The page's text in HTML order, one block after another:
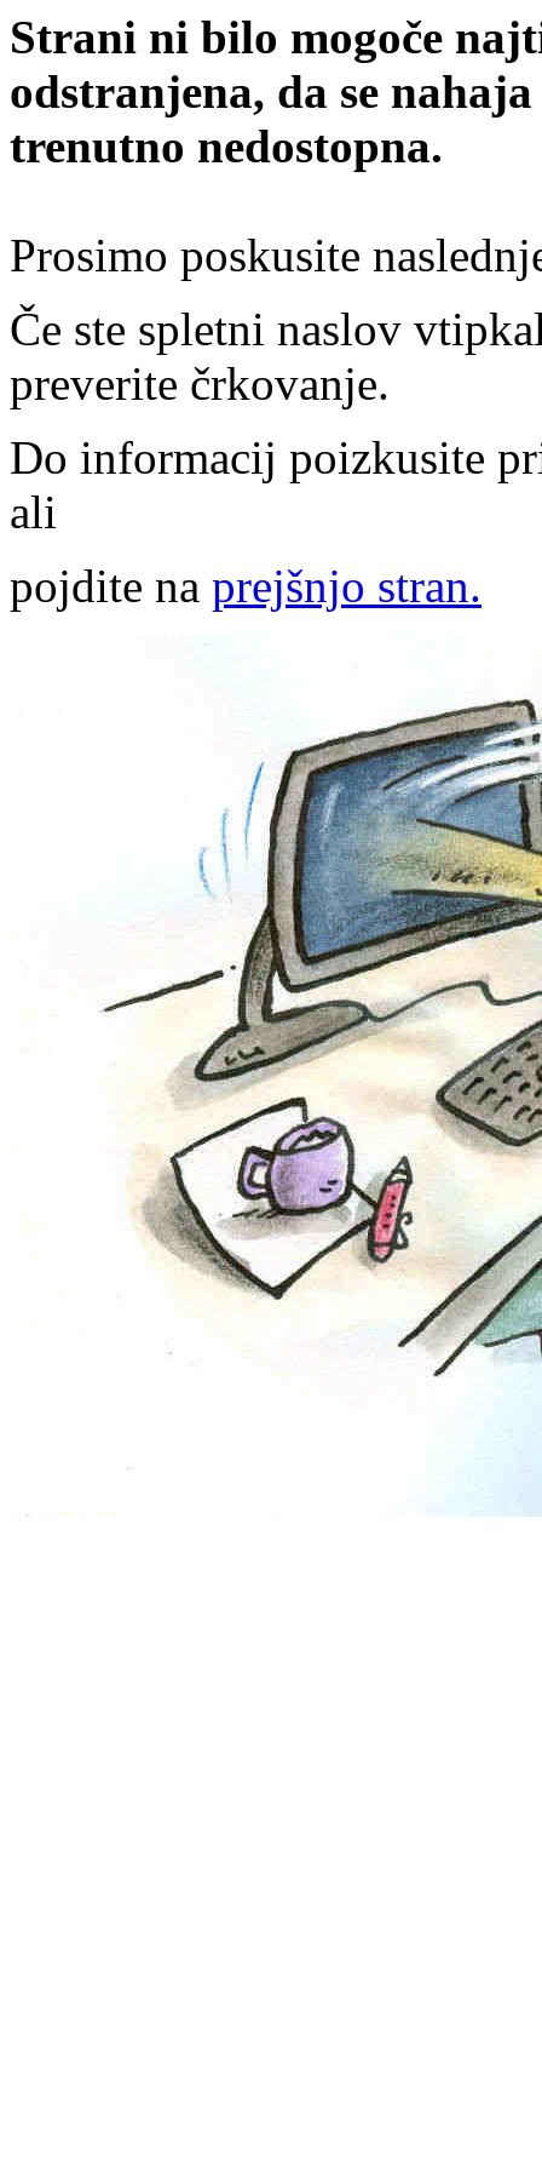
Strani ni bilo mogoče
odstranjena, da se
trenutno nedostopna.
Prosimo poskusite
Če ste spletni naslov
preverite črkovanje.
Do informacij poizkusite
ali
pojdite na prejšnjo stran.